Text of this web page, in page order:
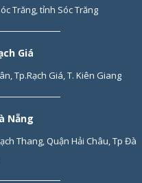
Trăng, tỉnh Sóc Trăng
Giá
Tp.Rạch Giá, T. Kiên Giang
Nẵng
Thang, Quận Hải Châu, Tp Đà